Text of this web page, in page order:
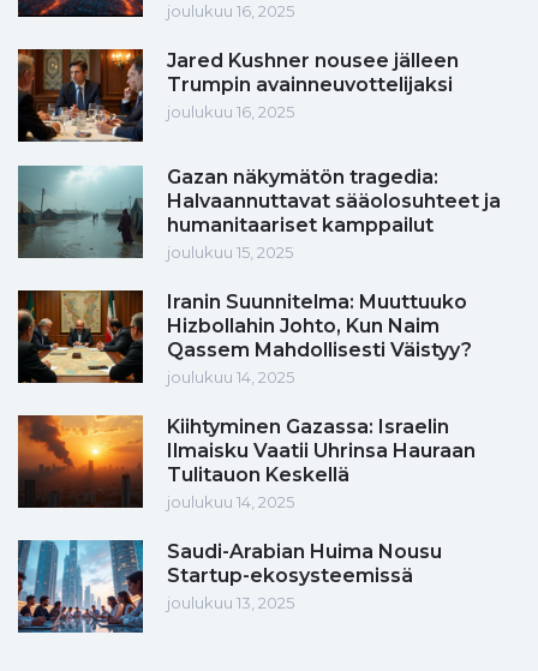
joulukuu 16, 2025
Jared Kushner nousee jälleen
Trumpin avainneuvottelijaksi
joulukuu 16, 2025
Gazan näkymätön tragedia:
Halvaannuttavat sääolosuhteet ja
humanitaariset kamppailut
joulukuu 15, 2025
Iranin Suunnitelma: Muuttuuko
Hizbollahin Johto, Kun Naim
Qassem Mahdollisesti Väistyy?
joulukuu 14, 2025
Kiihtyminen Gazassa: Israelin
Ilmaisku Vaatii Uhrinsa Hauraan
Tulitauon Keskellä
joulukuu 14, 2025
Saudi-Arabian Huima Nousu
Startup-ekosysteemissä
joulukuu 13, 2025